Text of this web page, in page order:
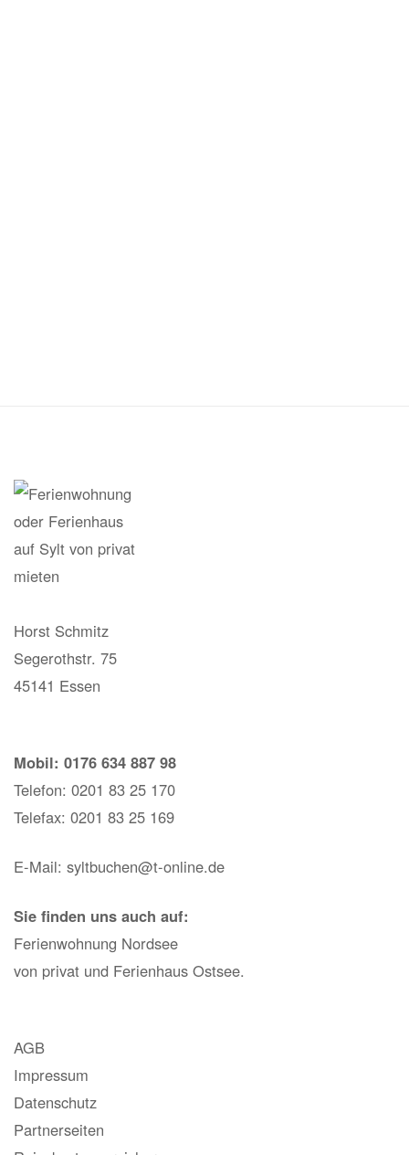
Horst Schmitz
Segerothstr. 75
45141 Essen
Mobil: 0176 634 887 98
Telefon: 0201 83 25 170
Telefax: 0201 83 25 169
E-Mail: syltbuchen@t-online.de
Sie finden uns auch auf:
Ferienwohnung Nordsee
von privat und Ferienhaus Ostsee
AGB
Impressum
Datenschutz
Partnerseiten